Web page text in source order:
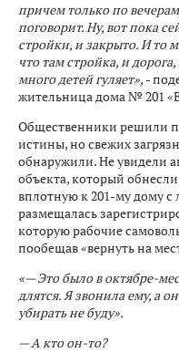
причем только по
поговорит. Ну, вот пока
стройки, и закрыто. И то
что там стройка, и
много детей гуляет», -
жительница дома № 201
Общественники решили
истины, но свежих
обнаружили. Не увидели
объекта, который
вплотную к 201-му дому с
размещалась
которую рабочие
пообещав «вернуть на
«— Это было в октябре-
длятся. Я звонила ему, а
убирать не буду».
— А кто он-то?